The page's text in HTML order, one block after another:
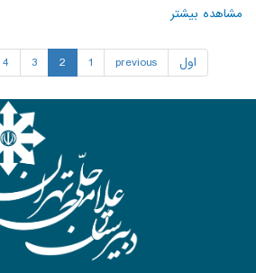
مشاهده بیشتر
اول previous
1
2
3
4